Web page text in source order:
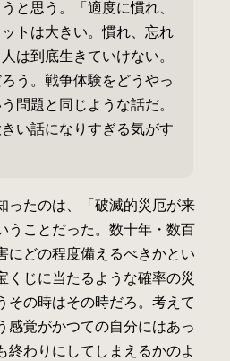
と思う。「適度に慣れ、
トは大きい。慣れ、忘れ
は到底生きていけない。
う。戦争体験をどうやっ
問題と同じような話だ。
い話になりすぎる気がす
ったのは、「破滅的災厄が来
うことだった。数十年・数百
にどの程度備えるべきかとい
くじに当たるような確率の災
その時はその時だろ。考えて
感覚がかつての自分にはあっ
終わりにしてしまえるかのよ